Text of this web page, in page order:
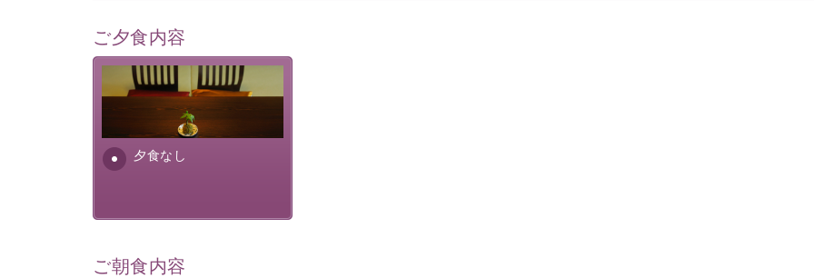
ご夕食内容
夕食なし
夕食なしご夕食を追加される
場合は、二食付きのプランを
お選びくださいませ。
ご朝食内容